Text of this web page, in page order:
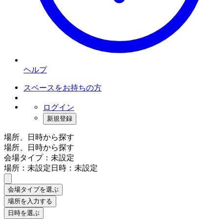
ヘルプ
スペースをお持ちの方
ログイン
新規登録
場所、日時から探す
場所、日時から探す
会場タイプ：未設定
場所：未設定日時：未設定
会場タイプを選ぶ
場所を入力する
日時を選ぶ